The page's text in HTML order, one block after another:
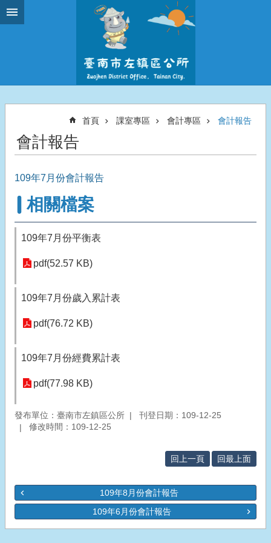
跳到主要內容區塊
首頁 課室專區 會計專區 會計報告
會計報告
109年7月份會計報告
相關檔案
109年7月份平衡表
pdf(52.57 KB)
109年7月份歲入累計表
pdf(76.72 KB)
109年7月份經費累計表
pdf(77.98 KB)
發布單位：臺南市左鎮區公所
刊登日期：109-12-25
修改時間：109-12-25
回上一頁 回最上面
109年8月份會計報告
109年6月份會計報告